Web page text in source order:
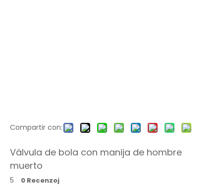
Compartir con:
Válvula de bola con manija de hombre
muerto
5 0 Recenzoj